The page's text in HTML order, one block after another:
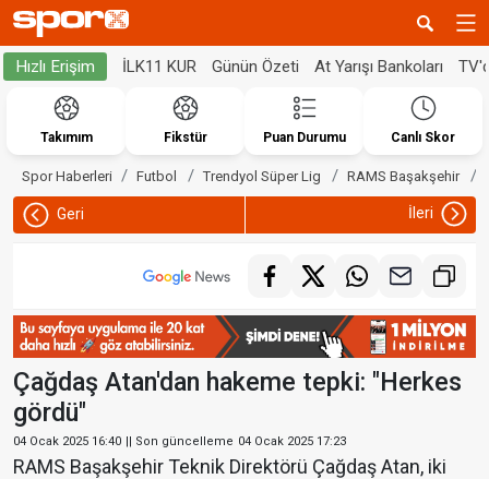
Hızlı Erişim İLK11 KUR Günün Özeti At Yarışı Bankoları
Takımım Fikstür Puan Durumu Canlı Skor
Spor Haberleri Futbol Trendyol Süper Lig RAMS Başakşehir
Geri İleri
Çağdaş Atan'dan hakeme tepki: "Herkes
gördü"
04 Ocak 2025 16:40 || Son güncelleme 04 Ocak 2025 17:23
RAMS Başakşehir Teknik Direktörü Çağdaş Atan, iki